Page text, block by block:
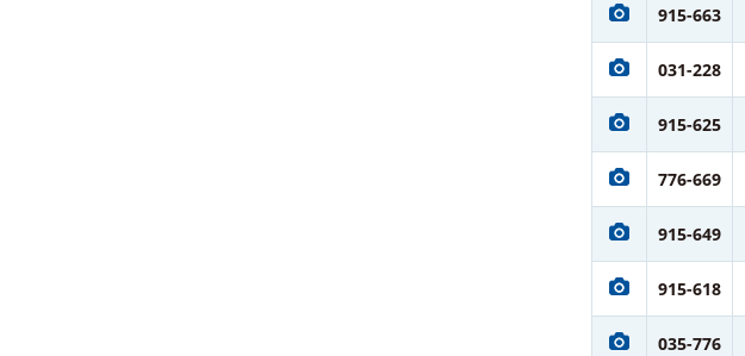
915-663
031-228
915-625
776-669
915-649
915-618
035-776